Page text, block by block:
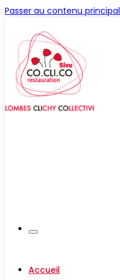
Passer au contenu principal
Accueil